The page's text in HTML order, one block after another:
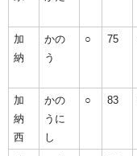
加
納
かの
う
○ 75
加
納
西
かの
うに
し
○ 83